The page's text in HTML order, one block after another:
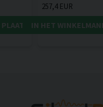
257,4 EUR
IN HET